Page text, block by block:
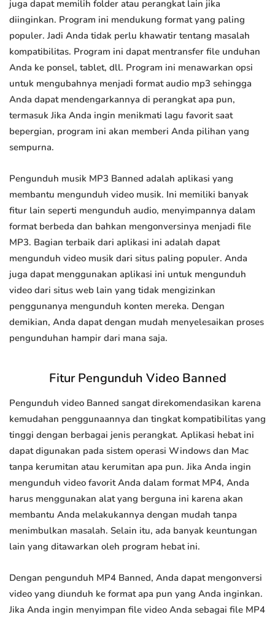
juga dapat memilih folder atau perangkat lain jika
diinginkan. Program ini mendukung format yang paling
populer. Jadi Anda tidak perlu khawatir tentang masalah
kompatibilitas. Program ini dapat mentransfer file unduhan
Anda ke ponsel, tablet, dll. Program ini menawarkan opsi
untuk mengubahnya menjadi format audio mp3 sehingga
Anda dapat mendengarkannya di perangkat apa pun,
termasuk Jika Anda ingin menikmati lagu favorit saat
bepergian, program ini akan memberi Anda pilihan yang
sempurna.
Pengunduh musik MP3 Banned adalah aplikasi yang
membantu mengunduh video musik. Ini memiliki banyak
fitur lain seperti mengunduh audio, menyimpannya dalam
format berbeda dan bahkan mengonversinya menjadi file
MP3. Bagian terbaik dari aplikasi ini adalah dapat
mengunduh video musik dari situs paling populer. Anda
juga dapat menggunakan aplikasi ini untuk mengunduh
video dari situs web lain yang tidak mengizinkan
penggunanya mengunduh konten mereka. Dengan
demikian, Anda dapat dengan mudah menyelesaikan proses
pengunduhan hampir dari mana saja.
Fitur Pengunduh Video Banned
Pengunduh video Banned sangat direkomendasikan karena
kemudahan penggunaannya dan tingkat kompatibilitas yang
tinggi dengan berbagai jenis perangkat. Aplikasi hebat ini
dapat digunakan pada sistem operasi Windows dan Mac
tanpa kerumitan atau kerumitan apa pun. Jika Anda ingin
mengunduh video favorit Anda dalam format MP4, Anda
harus menggunakan alat yang berguna ini karena akan
membantu Anda melakukannya dengan mudah tanpa
menimbulkan masalah. Selain itu, ada banyak keuntungan
lain yang ditawarkan oleh program hebat ini.
Dengan pengunduh MP4 Banned, Anda dapat mengonversi
video yang diunduh ke format apa pun yang Anda inginkan.
Jika Anda ingin menyimpan file video Anda sebagai file MP4